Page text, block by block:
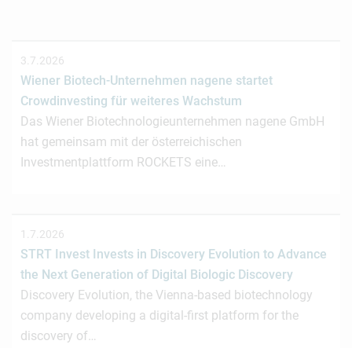
3.7.2026
Wiener Biotech-Unternehmen nagene startet
Crowdinvesting für weiteres Wachstum
Das Wiener Biotechnologieunternehmen nagene GmbH
hat gemeinsam mit der österreichischen
Investmentplattform ROCKETS eine…
1.7.2026
STRT Invest Invests in Discovery Evolution to Advance
the Next Generation of Digital Biologic Discovery
Discovery Evolution, the Vienna-based biotechnology
company developing a digital-first platform for the
discovery of…